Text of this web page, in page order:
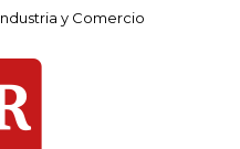
y Comercio